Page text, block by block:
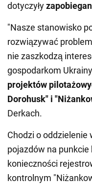
dotyczyły
"Nasze stanowisko
rozwiązywać
nie zaszkodzą
gospodarkom
projektów
Dorohusk" i
Derkach.
Chodzi o oddzielenie
pojazdów na punkcie
konieczności
kontrolnym